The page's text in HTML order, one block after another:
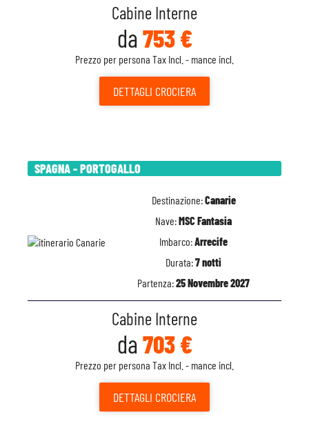
Cabine Interne
da 753 €
Prezzo per persona Tax Incl. - mance incl.
DETTAGLI CROCIERA
SPAGNA - PORTOGALLO
Destinazione:Canarie
Nave:MSC Fantasia
Imbarco:Arrecife
Durata:7 notti
Partenza:25 Novembre 2027
Cabine Interne
da 703 €
Prezzo per persona Tax Incl. - mance incl.
DETTAGLI CROCIERA